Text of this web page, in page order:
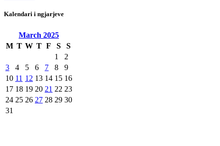
Kalendari i ngjarjeve
March 2025
M T W T F S
S
1
2
3
4 5 6 7 8
9
10 11 12 13 14 15 16
17 18 19 20 21 22 23
24 25 26 27 28 29 30
31